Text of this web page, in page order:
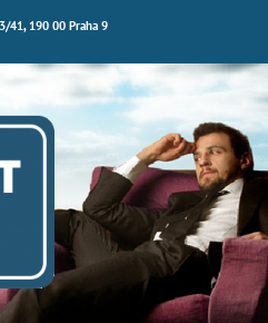
41, 190 00 Praha 9